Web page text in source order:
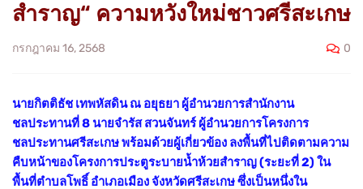
สำราญ“ ความหวังใหม่ชาวศรีสะเกษ
กรกฎาคม 16, 2568 0
นายกิตติธัช เทพหัสดิน ณ อยุธยา ผู้อำนวยการสำนักงาน
ชลประทานที่ 8 นายจำรัส สวนจันทร์ ผู้อำนวยการโครงการ
ชลประทานศรีสะเกษ พร้อมด้วยผู้เกี่ยวข้อง ลงพื้นที่ไปติดตามความ
คืบหน้าของโครงการประตูระบายน้ำห้วยสำราญ (ระยะที่ 2) ใน
พื้นที่ตำบลโพธิ์ อำเภอเมือง จังหวัดศรีสะเกษ ซึ่งเป็นหนึ่งใน